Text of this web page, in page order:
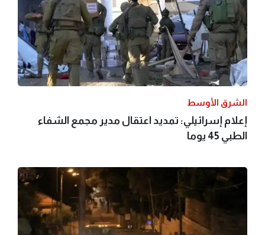
الشرق الأوسط
إعلام إسرائيلي: تمديد اعتقال مدير مجمع الشفاء
الطبي 45 يوما